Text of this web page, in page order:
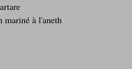
mariné à l'aneth